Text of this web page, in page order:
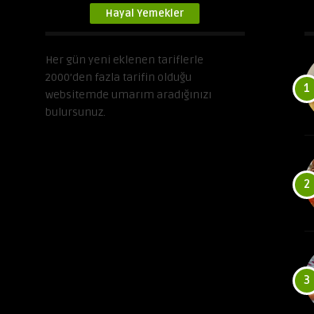
Hayal Yemekler
Her gün yeni eklenen tariflerle
2000’den fazla tarifin olduğu
websitemde umarım aradığınızı
bulursunuz.
1
2
3